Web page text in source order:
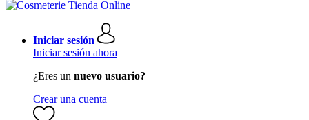
Iniciar sesión
Iniciar sesión ahora
¿Eres un nuevo usuario?
Crear una cuenta